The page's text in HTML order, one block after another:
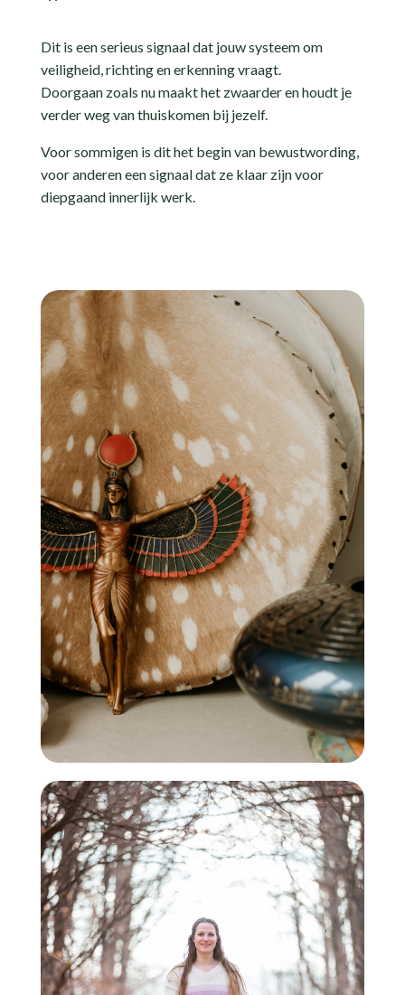
Dit is een serieus signaal dat jouw systeem om
veiligheid, richting en erkenning vraagt.
Doorgaan zoals nu maakt het zwaarder en houdt je
verder weg van thuiskomen bij jezelf.
Voor sommigen is dit het begin van bewustwording,
voor anderen een signaal dat ze klaar zijn voor
diepgaand innerlijk werk.